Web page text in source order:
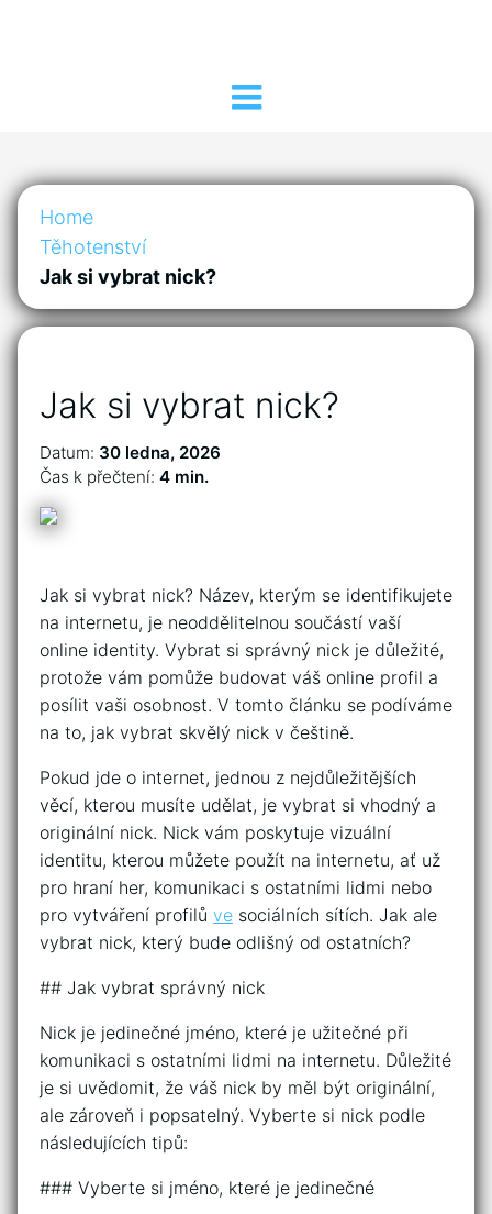
Home
Těhotenství
Jak si vybrat nick?
Jak si vybrat nick?
Datum: 30 ledna, 2026
Čas k přečtení: 4 min.
Jak si vybrat nick? Název, kterým se identifikujete
na internetu, je neoddělitelnou součástí vaší
online identity. Vybrat si správný nick je důležité,
protože vám pomůže budovat váš online profil a
posílit vaši osobnost. V tomto článku se podíváme
na to, jak vybrat skvělý nick v češtině.
Pokud jde o internet, jednou z nejdůležitějších
věcí, kterou musíte udělat, je vybrat si vhodný a
originální nick. Nick vám poskytuje vizuální
identitu, kterou můžete použít na internetu, ať už
pro hraní her, komunikaci s ostatními lidmi nebo
pro vytváření profilů ve sociálních sítích. Jak ale
vybrat nick, který bude odlišný od ostatních?
## Jak vybrat správný nick
Nick je jedinečné jméno, které je užitečné při
komunikaci s ostatními lidmi na internetu. Důležité
je si uvědomit, že váš nick by měl být originální,
ale zároveň i popsatelný. Vyberte si nick podle
následujících tipů:
### Vyberte si jméno, které je jedinečné